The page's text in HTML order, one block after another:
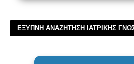
ΕΞΥΠΝΗ ΑΝΑΖΗΤΗΣΗ ΙΑΤΡΙΚΗΣ